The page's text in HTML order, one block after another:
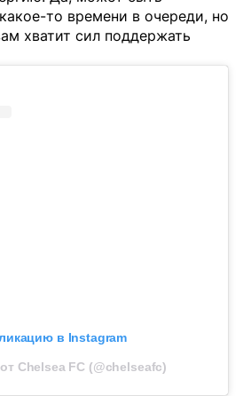
то времени в очереди, но
хватит сил поддержать
в Instagram
Chelsea FC (@chelseafc)